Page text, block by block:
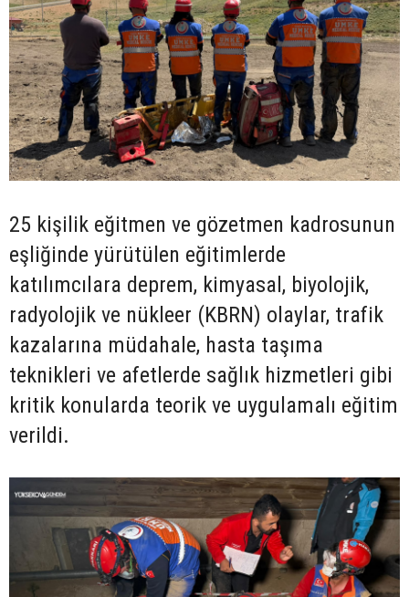
25 kişilik eğitmen ve gözetmen kadrosunun
eşliğinde yürütülen eğitimlerde
katılımcılara deprem, kimyasal, biyolojik,
radyolojik ve nükleer (KBRN) olaylar, trafik
kazalarına müdahale, hasta taşıma
teknikleri ve afetlerde sağlık hizmetleri gibi
kritik konularda teorik ve uygulamalı eğitim
verildi.